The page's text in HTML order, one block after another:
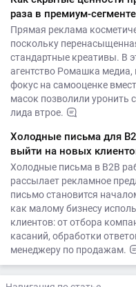
раза в премиум-
Прямая реклама
поскольку
стандартные креативы. В
агентство Ромашка
фокус на самооценке
масок позволили уронить
лида втрое.
Холодные письма для
выйти на новых
Холодные письма в B2B
рассылает рекламное
письмо становится
как малому бизнесу
клиентов: от отбора
касаний, обработки
менеджеру по продажам.